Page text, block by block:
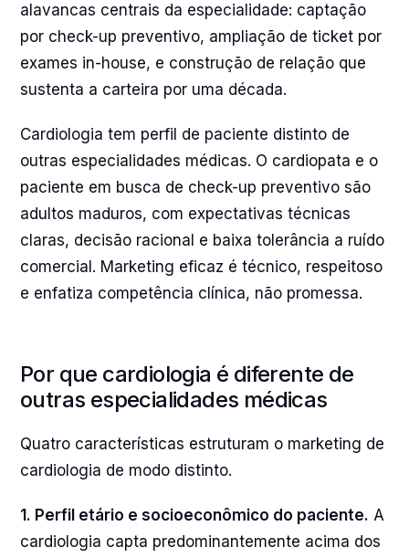
alavancas centrais da especialidade: captação
por check-up preventivo, ampliação de ticket por
exames in-house, e construção de relação que
sustenta a carteira por uma década.
Cardiologia tem perfil de paciente distinto de
outras especialidades médicas. O cardiopata e o
paciente em busca de check-up preventivo são
adultos maduros, com expectativas técnicas
claras, decisão racional e baixa tolerância a ruído
comercial. Marketing eficaz é técnico, respeitoso
e enfatiza competência clínica, não promessa.
Por que cardiologia é diferente de
outras especialidades médicas
Quatro características estruturam o marketing de
cardiologia de modo distinto.
1. Perfil etário e socioeconômico do paciente. A
cardiologia capta predominantemente acima dos